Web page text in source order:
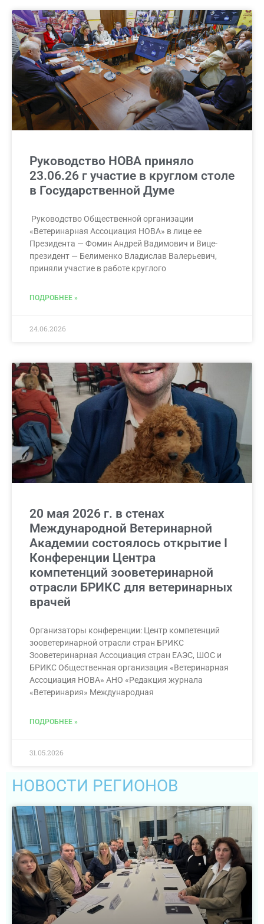
Руководство НОВА приняло
23.06.26 г участие в круглом столе
в Государственной Думе
Руководство Общественной организации
«Ветеринарная Ассоциация НОВА» в лице ее
Президента — Фомин Андрей Вадимович и Вице-
президент — Белименко Владислав Валерьевич,
приняли участие в работе круглого
ПОДРОБНЕЕ »
24.06.2026
20 мая 2026 г. в стенах
Международной Ветеринарной
Академии состоялось открытие I
Конференции Центра
компетенций зооветеринарной
отрасли БРИКС для ветеринарных
врачей
Организаторы конференции: Центр компетенций
зооветеринарной отрасли стран БРИКС
Зооветеринарная Ассоциация стран ЕАЭС, ШОС и
БРИКС Общественная организация «Ветеринарная
Ассоциация НОВА» АНО «Редакция журнала
«Ветеринария» Международная
ПОДРОБНЕЕ »
31.05.2026
НОВОСТИ РЕГИОНОВ